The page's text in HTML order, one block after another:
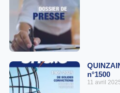
n°1500
11 avril